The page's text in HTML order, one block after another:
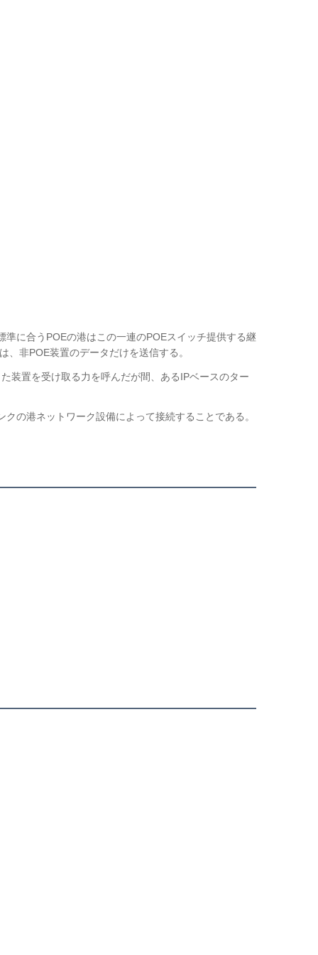
に合うPOEの港はこの一連のPOEスイッチ提供する継
非POE装置のデータだけを送信する。
装置を受け取る力を呼んだが間、あるIPベースのター
の港ネットワーク設備によって接続することである。